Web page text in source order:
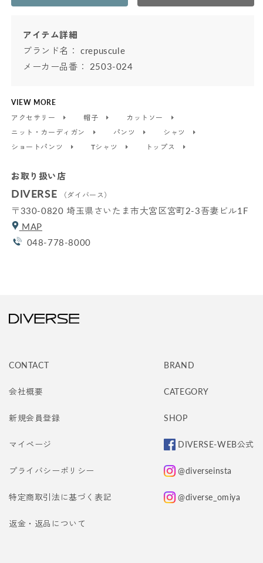
アイテム詳細
ブランド名：crepuscule
メーカー品番： 2503-024
VIEW MORE
アクセサリー
帽子
カットソー
ニット・カーディガン
パンツ
シャツ
ショートパンツ
Tシャツ トップス
お取り扱い店
DIVERSE （ダイバース）
〒330-0820 埼玉県さいたま市大宮区宮町2-3吾妻ビル1F
MAP
048-778-8000
CONTACT
会社概要
新規会員登録
マイページ
プライバシーポリシー
特定商取引法に基づく表記
返金・返品について
BRAND
CATEGORY
SHOP
DIVERSE-WEB公式
@diverseinsta
@diverse_omiya